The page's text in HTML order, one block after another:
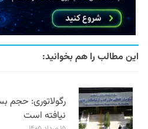
این مطالب را هم بخوانید:
رگولاتوری: حجم
نیافته است